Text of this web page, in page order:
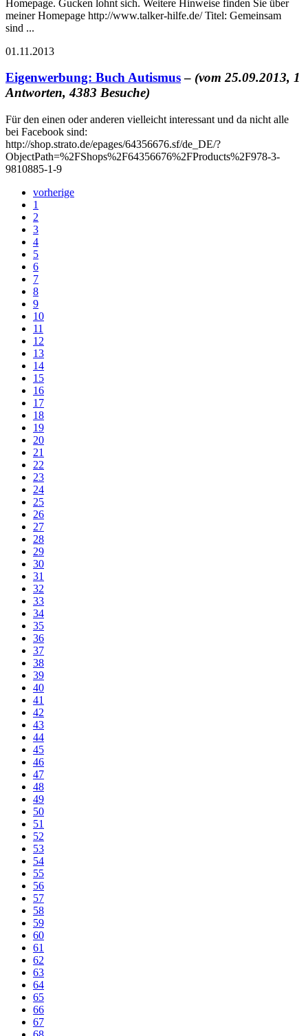
Homepage. Gucken lohnt sich. Weitere Hinweise finden Sie über
meiner Homepage http://www.talker-hilfe.de/ Titel: Gemeinsam
sind ...
01.11.2013
Eigenwerbung: Buch Autismus– (vom 25.09.2013, 1
Antworten, 4383 Besuche)
Für den einen oder anderen vielleicht interessant und da nicht alle
bei Facebook sind:
http://shop.strato.de/epages/64356676.sf/de_DE/?
ObjectPath=%2FShops%2F64356676%2FProducts%2F978-3-
9810885-1-9
vorherige
1
2
3
4
5
6
7
8
9
10
11
12
13
14
15
16
17
18
19
20
21
22
23
24
25
26
27
28
29
30
31
32
33
34
35
36
37
38
39
40
41
42
43
44
45
46
47
48
49
50
51
52
53
54
55
56
57
58
59
60
61
62
63
64
65
66
67